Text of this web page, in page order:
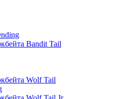
Bandit Tail
Wolf Tail